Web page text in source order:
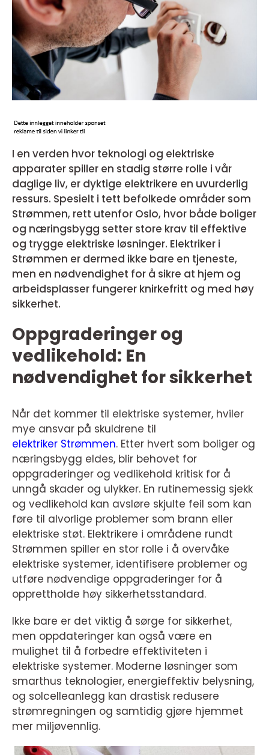
I en verden hvor teknologi og elektriske
apparater spiller en stadig større rolle i vår
daglige liv, er dyktige elektrikere en uvurderlig
ressurs. Spesielt i tett befolkede områder som
Strømmen, rett utenfor Oslo, hvor både boliger
og næringsbygg setter store krav til effektive
og trygge elektriske løsninger. Elektriker i
Strømmen er dermed ikke bare en tjeneste,
men en nødvendighet for å sikre at hjem og
arbeidsplasser fungerer knirkefritt og med høy
sikkerhet.
Oppgraderinger og
vedlikehold: En
nødvendighet for sikkerhet
Når det kommer til elektriske systemer, hviler
mye ansvar på skuldrene til
elektriker Strømmen. Etter hvert som boliger og
næringsbygg eldes, blir behovet for
oppgraderinger og vedlikehold kritisk for å
unngå skader og ulykker. En rutinemessig sjekk
og vedlikehold kan avsløre skjulte feil som kan
føre til alvorlige problemer som brann eller
elektriske støt. Elektrikere i områdene rundt
Strømmen spiller en stor rolle i å overvåke
elektriske systemer, identifisere problemer og
utføre nødvendige oppgraderinger for å
opprettholde høy sikkerhetsstandard.
Ikke bare er det viktig å sørge for sikkerhet,
men oppdateringer kan også være en
mulighet til å forbedre effektiviteten i
elektriske systemer. Moderne løsninger som
smarthus teknologier, energieffektiv belysning,
og solcelleanlegg kan drastisk redusere
strømregningen og samtidig gjøre hjemmet
mer miljøvennlig.